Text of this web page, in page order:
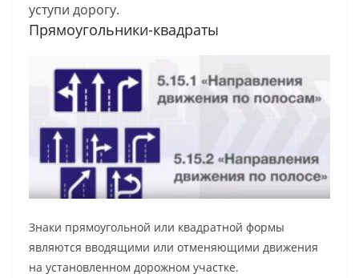
уступи дорогу.
Прямоугольники-квадраты
Знаки прямоугольной или квадратной формы
являются вводящими или отменяющими движения
на установленном дорожном участке.